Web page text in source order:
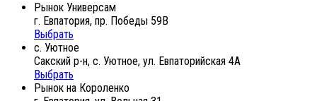
Рынок Универсам
г. Евпатория, пр. Победы 59В
Выбрать
с. Уютное
Сакский р-н, с. Уютное, ул. Евпаторийская 4А
Выбрать
Рынок на Короленко